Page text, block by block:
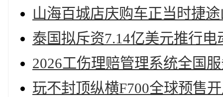
山海百城店庆购车正当时捷
泰国拟斥资7.14亿美元推行
2026工伤理赔管理系统全国
玩不封顶纵横F700全球预售